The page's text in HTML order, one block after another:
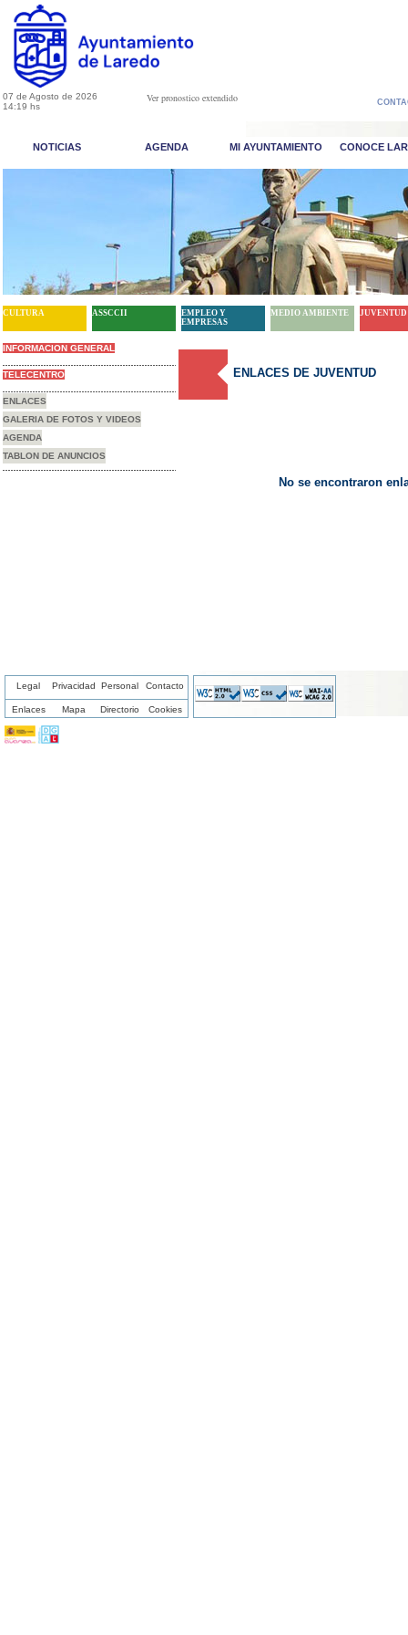
07 de Agosto de 2026
14:19 hs
Ver pronostico extendido
NOTICIAS AGENDA MI AYUNTAMIENTO CONOCE
CULTURA ASSCCII
EMPLEO Y
EMPRESAS
MEDIO AMBIENTE JUVENTUD
INFORMACION GENERAL
TELECENTRO
ENLACES
GALERIA DE FOTOS Y VIDEOS
AGENDA
TABLON DE ANUNCIOS
ENLACES DE JUVENTUD
No se encontraron
Legal Privacidad Personal Contacto
Enlaces Mapa Directorio Cookies